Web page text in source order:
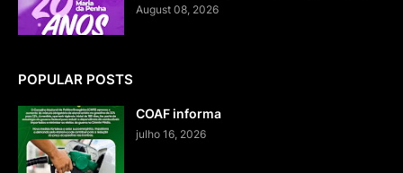
August 08, 2026
POPULAR POSTS
COAF informa
julho 16, 2026